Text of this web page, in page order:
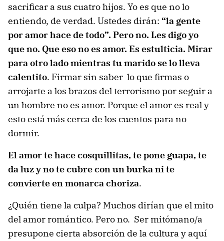
sacrificar a sus cuatro hijos. Yo es que no lo
entiendo, de verdad. Ustedes dirán: “la gente
por amor hace de todo”. Pero no. Les digo yo
que no. Que eso no es amor. Es estulticia. Mirar
para otro lado mientras tu marido se lo lleva
calentito. Firmar sin saber lo que firmas o
arrojarte a los brazos del terrorismo por seguir a
un hombre no es amor. Porque el amor es real y
esto está más cerca de los cuentos para no
dormir.
El amor te hace cosquillitas, te pone guapa, te
da luz y no te cubre con un burka ni te
convierte en monarca choriza.
¿Quién tiene la culpa? Muchos dirían que el mito
del amor romántico. Pero no. Ser mitómano/a
presupone cierta absorción de la cultura y aquí